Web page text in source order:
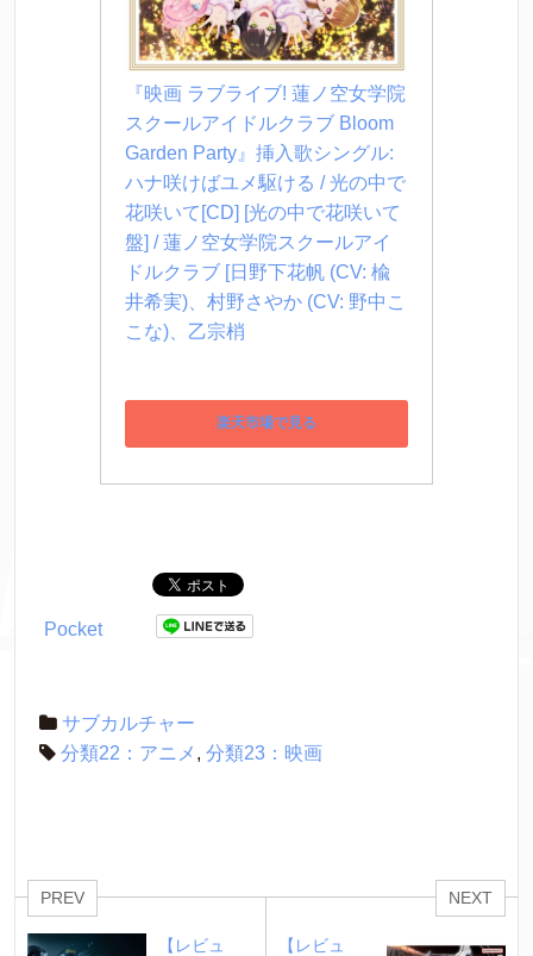
『映画 ラブライブ! 蓮ノ空女学院
スクールアイドルクラブ Bloom
Garden Party』挿入歌シングル:
ハナ咲けばユメ駆ける / 光の中で
花咲いて[CD] [光の中で花咲いて
盤] / 蓮ノ空女学院スクールアイ
ドルクラブ [日野下花帆 (CV: 楡
井希実)、村野さやか (CV: 野中こ
こな)、乙宗梢
楽天市場で見る
Pocket
サブカルチャー
分類22：アニメ , 分類23：映画
PREV
【レビュ
NEXT
【レビュ